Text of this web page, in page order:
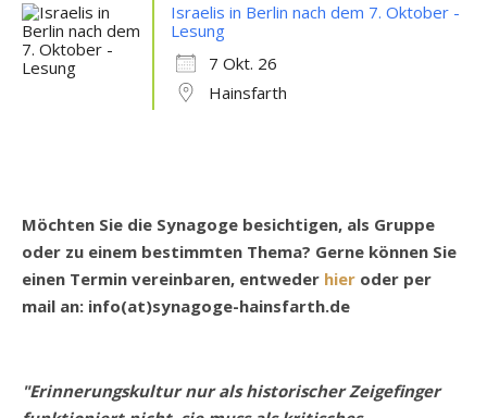
Israelis in Berlin nach dem 7. Oktober -
Lesung
7 Okt. 26
Hainsfarth
Möchten Sie die Synagoge besichtigen, als Gruppe
oder zu einem bestimmten Thema? Gerne können Sie
einen Termin vereinbaren, entweder hier oder per
mail an: info(at)synagoge-hainsfarth.de
"Erinnerungskultur nur als historischer Zeigefinger